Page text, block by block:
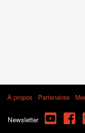
À propos Partenaires
Newsletter YouTube